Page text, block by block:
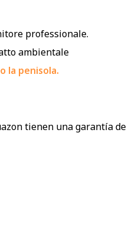
professionale.
ambientale
la penisola.
tienen una garantía de